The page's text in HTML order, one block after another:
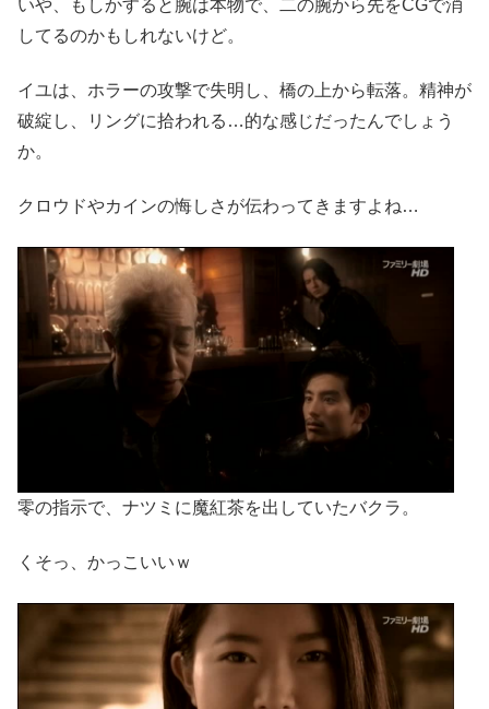
いや、もしかすると腕は本物で、二の腕から先をCGで消
してるのかもしれないけど。
イユは、ホラーの攻撃で失明し、橋の上から転落。精神が
破綻し、リングに拾われる…的な感じだったんでしょう
か。
クロウドやカインの悔しさが伝わってきますよね…
零の指示で、ナツミに魔紅茶を出していたバクラ。
くそっ、かっこいいｗ